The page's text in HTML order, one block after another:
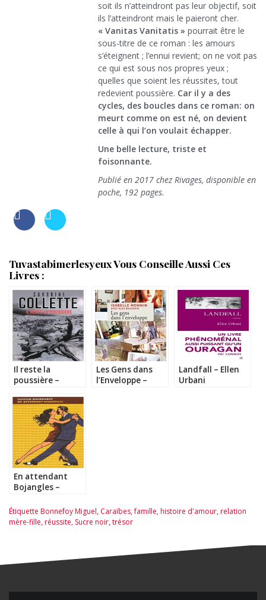
soit ils n’atteindront pas leur objectif, soit
ils l’atteindront mais le paieront cher.
« Vanitas Vanitatis » pourrait être le
sous-titre de ce roman : les amours
s’éteignent ; l’ennui revient; on ne voit pas
ce qui est sous nos propres yeux ;
quelles que soient les réussites, tout
redevient poussière. Car il y a des
cycles, des boucles dans ce roman: on
meurt comme on est né, on devient
celle à qui l’on voulait échapper.
Une belle lecture, triste et
foisonnante.
Publié en 2017 chez Rivages, disponible en
poche, 192 pages.
Tuvastabimerlesyeux Vous Conseille Aussi Ces
Livres :
Il reste la
poussière –
Les Gens dans
l’Enveloppe –
Landfall – Ellen
Urbani
En attendant
Bojangles –
Bourdeaut
Étiquette Bonnefoy Miguel, Caraïbes,famille,histoire d'amour,relation
mère-fille,réussite, Sucre noir,trésor